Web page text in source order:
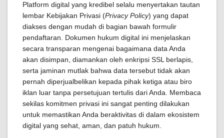
Platform digital yang kredibel selalu menyertakan tautan
lembar Kebijakan Privasi (Privacy Policy) yang dapat
diakses dengan mudah di bagian bawah formulir
pendaftaran. Dokumen hukum digital ini menjelaskan
secara transparan mengenai bagaimana data Anda
akan disimpan, diamankan oleh enkripsi SSL berlapis,
serta jaminan mutlak bahwa data tersebut tidak akan
pernah diperjualbelikan kepada pihak ketiga atau biro
iklan luar tanpa persetujuan tertulis dari Anda. Membaca
sekilas komitmen privasi ini sangat penting dilakukan
untuk memastikan Anda beraktivitas di dalam ekosistem
digital yang sehat, aman, dan patuh hukum.